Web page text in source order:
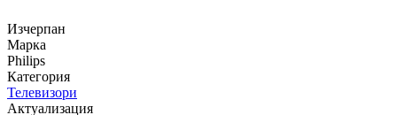
Изчерпан
Марка
Philips
Категория
Телевизори
Актуализация